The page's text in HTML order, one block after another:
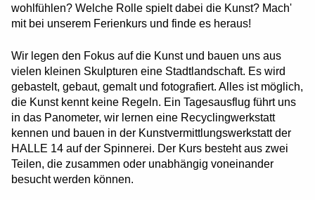
wohlfühlen? Welche Rolle spielt dabei die Kunst? Mach'
mit bei unserem Ferienkurs und finde es heraus!
Wir legen den Fokus auf die Kunst und bauen uns aus
vielen kleinen Skulpturen eine Stadtlandschaft. Es wird
gebastelt, gebaut, gemalt und fotografiert. Alles ist möglich,
die Kunst kennt keine Regeln. Ein Tagesausflug führt uns
in das Panometer, wir lernen eine Recyclingwerkstatt
kennen und bauen in der Kunstvermittlungswerkstatt der
HALLE 14 auf der Spinnerei. Der Kurs besteht aus zwei
Teilen, die zusammen oder unabhängig voneinander
besucht werden können.